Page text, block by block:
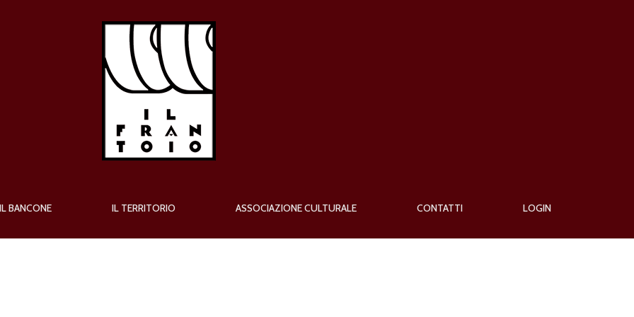
IL BANCONE IL TERRITORIO ASSOCIAZIONE CULTURALE CONTATTI LOGIN